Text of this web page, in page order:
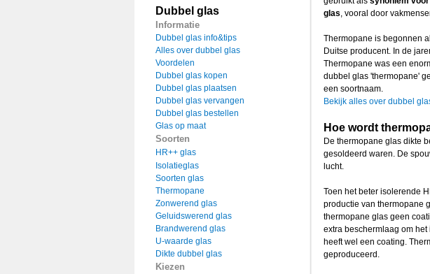
Dubbel glas
Informatie
Dubbel glas info&tips
Alles over dubbel glas
Voordelen
Dubbel glas kopen
Dubbel glas plaatsen
Dubbel glas vervangen
Dubbel glas bestellen
Glas op maat
Soorten
HR++ glas
Isolatieglas
Soorten glas
Thermopane
Zonwerend glas
Geluidswerend glas
Brandwerend glas
U-waarde glas
Dikte dubbel glas
Kiezen
glas, vooral door
Thermopane is begonnen
Duitse producent. In de
Thermopane was een
dubbel glas 'thermopane'
een soortnaam.
Bekijk alles over dubbel
Hoe wordt
De thermopane glas dikte
gesoldeerd waren. De
lucht.
Toen het beter isolerende
productie van thermopane
thermopane glas geen
extra beschermlaag om
heeft wel een coating.
geproduceerd.